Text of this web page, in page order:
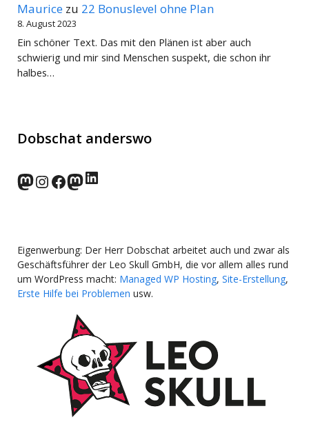
Maurice zu 22 Bonuslevel ohne Plan
8. August 2023
Ein schöner Text. Das mit den Plänen ist aber auch
schwierig und mir sind Menschen suspekt, die schon ihr
halbes…
Dobschat anderswo
norden.social
Instagram
Facebook
wp-punks.social
LinkedIn
Eigenwerbung: Der Herr Dobschat arbeitet auch und zwar als
Geschäftsführer der Leo Skull GmbH, die vor allem alles rund
um WordPress macht: Managed WP Hosting, Site-Erstellung,
Erste Hilfe bei Problemen usw.